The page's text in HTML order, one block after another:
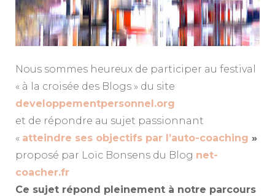
Nous sommes heureux de participer au festival
« à la croisée des Blogs » du site
developpementpersonnel.org
et de répondre au sujet passionnant
« atteindre ses objectifs par l’auto-coaching »
proposé par Loïc Bonsens du Blog net-
coacher.fr
Ce sujet répond pleinement à notre parcours